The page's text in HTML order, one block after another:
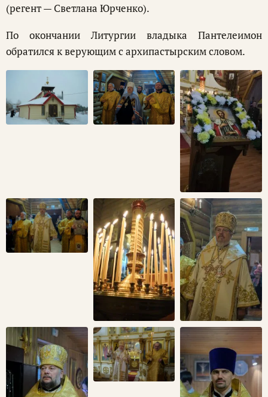
(регент — Светлана Юрченко).
По окончании Литургии владыка Пантелеимон
обратился к верующим с архипастырским словом.